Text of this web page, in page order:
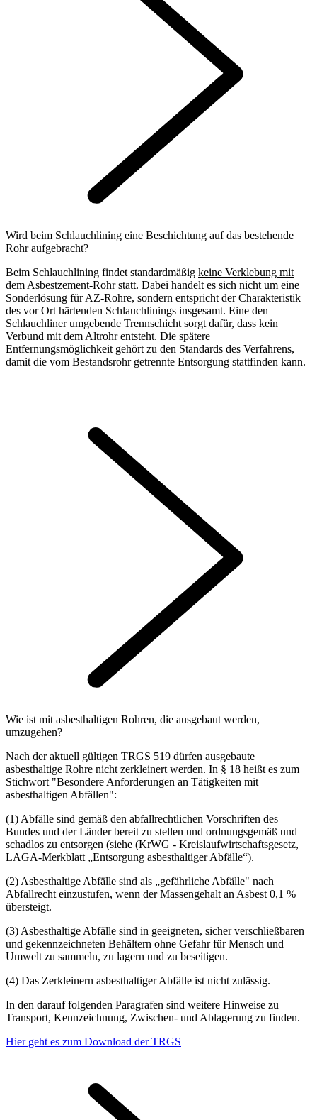
Wird beim Schlauchlining eine Beschichtung auf das bestehende
Rohr aufgebracht?
Beim Schlauchlining findet standardmäßig keine Verklebung mit
dem Asbestzement-Rohrstatt. Dabei handelt es sich nicht um eine
Sonderlösung für AZ-Rohre, sondern entspricht der Charakteristik
des vor Ort härtenden Schlauchlinings insgesamt. Eine den
Schlauchliner umgebende Trennschicht sorgt dafür, dass kein
Verbund mit dem Altrohr entsteht. Die spätere
Entfernungsmöglichkeit gehört zu den Standards des Verfahrens,
damit die vom Bestandsrohr getrennte Entsorgung stattfinden kann.
Wie ist mit asbesthaltigen Rohren, die ausgebaut werden,
umzugehen?
Nach der aktuell gültigen TRGS 519 dürfen ausgebaute
asbesthaltige Rohre nicht zerkleinert werden. In § 18 heißt es zum
Stichwort "Besondere Anforderungen an Tätigkeiten mit
asbesthaltigen Abfällen":
(1) Abfälle sind gemäß den abfallrechtlichen Vorschriften des
Bundes und der Länder bereit zu stellen und ordnungsgemäß und
schadlos zu entsorgen (siehe (KrWG - Kreislaufwirtschaftsgesetz,
LAGA-Merkblatt „Entsorgung asbesthaltiger Abfälle“).
(2) Asbesthaltige Abfälle sind als „gefährliche Abfälle" nach
Abfallrecht einzustufen, wenn der Massengehalt an Asbest 0,1 %
übersteigt.
(3) Asbesthaltige Abfälle sind in geeigneten, sicher verschließbaren
und gekennzeichneten Behältern ohne Gefahr für Mensch und
Umwelt zu sammeln, zu lagern und zu beseitigen.
(4) Das Zerkleinern asbesthaltiger Abfälle ist nicht zulässig.
In den darauf folgenden Paragrafen sind weitere Hinweise zu
Transport, Kennzeichnung, Zwischen- und Ablagerung zu finden.
Hier geht es zum Download der TRGS